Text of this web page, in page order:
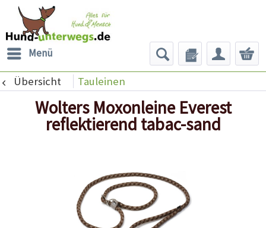
Menü
Übersicht Tauleinen
Wolters Moxonleine Everest
reflektierend tabac-sand